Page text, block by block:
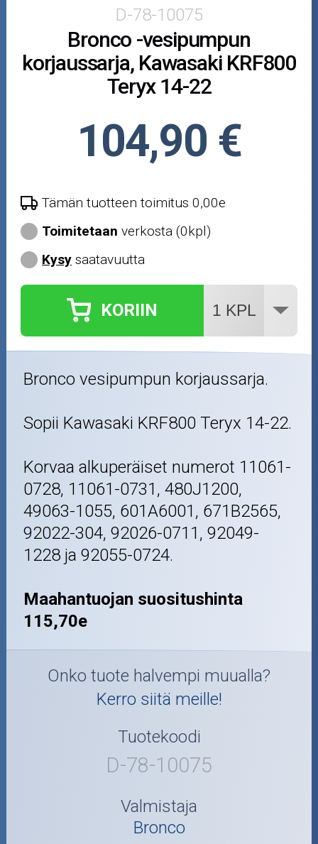
Öljyt ja kemikaalit
Työkalut
D-78-10075
Bronco -vesipumpun
korjaussarja, Kawasaki KRF800
Teryx 14-22
104,90 €
Tämän tuotteen toimitus 0,00e
Toimitetaan verkosta (0kpl)
Kysy saatavuutta
KORIIN
Bronco vesipumpun korjaussarja.
Sopii Kawasaki KRF800 Teryx 14-22.
Korvaa alkuperäiset numerot 11061-
0728, 11061-0731, 480J1200,
49063-1055, 601A6001, 671B2565,
92022-304, 92026-0711, 92049-
1228 ja 92055-0724.
Maahantuojan suositushinta
115,70e
Onko tuote halvempi muualla?
Kerro siitä meille!
Tuotekoodi
D-78-10075
Valmistaja
Bronco